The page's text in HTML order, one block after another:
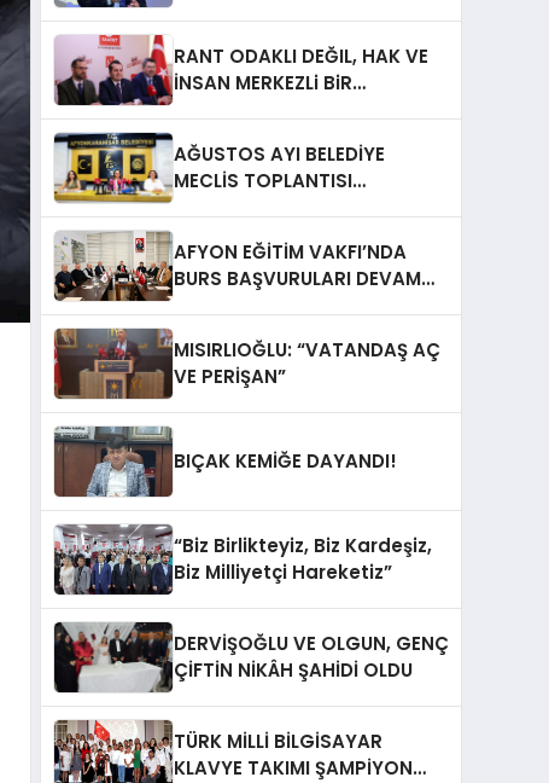
RANT ODAKLI DEĞIL, HAK VE
İNSAN MERKEZLi BiR
YANINDAYIZ!
AĞUSTOS AYI BELEDİYE
MECLİS TOPLANTISI
AFYON EĞİTİM VAKFI’NDA
BURS BAŞVURULARI DEVAM
MISIRLIOĞLU: “VATANDAŞ AÇ
VE PERİŞAN”
BIÇAK KEMİĞE DAYANDI!
“Biz Birlikteyiz, Biz Kardeşiz,
Biz Milliyetçi Hareketiz”
DERVİŞOĞLU VE OLGUN, GENÇ
ÇİFTİN NİKÂH ŞAHİDİ OLDU
TÜRK MİLLİ BİLGİSAYAR
KLAVYE TAKIMI ŞAMPİYON